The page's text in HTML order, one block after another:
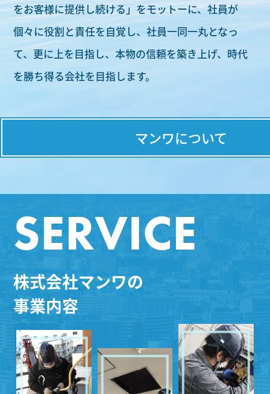
をお客様に提供し続ける」をモットーに、社員が
個々に役割と責任を自覚し、社員一同一丸となっ
て、更に上を目指し、本物の信頼を築き上げ、時代
を勝ち得る会社を目指します。
マンワについて
SERVICE
株式会社マンワの
事業内容